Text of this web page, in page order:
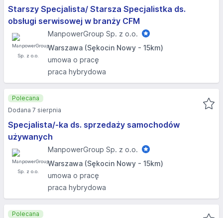
Starszy Specjalista/ Starsza Specjalistka ds.
obsługi serwisowej w branży CFM
ManpowerGroup Sp. z o.o.
Warszawa (Sękocin Nowy - 15km)
umowa o pracę
praca hybrydowa
Specjalista/-ka ds. sprzedaży samochodów
używanych
ManpowerGroup Sp. z o.o.
Warszawa (Sękocin Nowy - 15km)
umowa o pracę
praca hybrydowa
Polecana
Dodana 7 sierpnia
Polecana